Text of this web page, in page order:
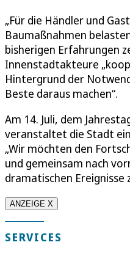
„Für die Händler und
Baumaßnahmen
bisherigen Erfahrungen
Innenstadtakteure
Hintergrund der
Beste daraus machen“.
Am 14. Juli, dem
veranstaltet die Stadt
„Wir möchten den
und gemeinsam nach
dramatischen Ereignisse
ANZEIGE X
SERVICES